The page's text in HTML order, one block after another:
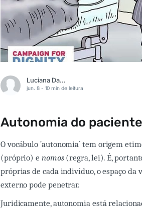
Luciana Dadalto
jun. 8 - 10 min de leitura
Autonomia do
O vocábulo ´autonomia´ tem origem
(próprio) e nomos(regra, lei). É,
próprias de cada indivíduo, o espaço
externo pode penetrar.
Juridicamente, autonomia está